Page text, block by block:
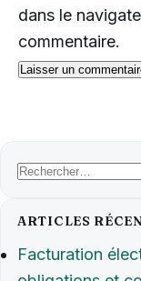
dans le
commentaire.
Rechercher :
ARTICLES
Facturation